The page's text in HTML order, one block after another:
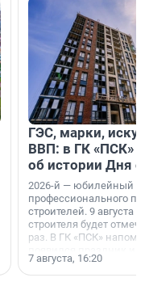
ГЭС, марки,
ВВП: в ГК «ПСК»
об истории Дня
2026-й — юбилейный
профессионального
строителей. 9 августа
строителя будет
раз. В ГК «ПСК»
поменялась роль
7 августа, 16:20